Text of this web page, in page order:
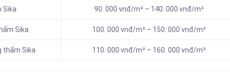
Sika 90. 000 vnđ/m² – 140. 000 vnđ/m²
Sika 100. 000 vnđ/m² – 150. 000 vnđ/m²
thấm Sika 110. 000 vnđ/m² – 160. 000 vnđ/m²